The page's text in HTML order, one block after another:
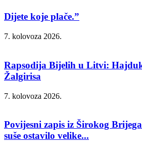
Dijete koje plače.”
7. kolovoza 2026.
Rapsodija Bijelih u Litvi:
Žalgirisa
7. kolovoza 2026.
Povijesni zapis iz Širokog
suše ostavilo velike...